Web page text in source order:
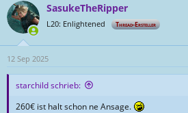
k
t
i
o
n
SasukeTheRipper
L20: Enlightened Thread-Ersteller
12 Sep 2025
starchild schrieb:
260€ ist halt schon ne Ansage.